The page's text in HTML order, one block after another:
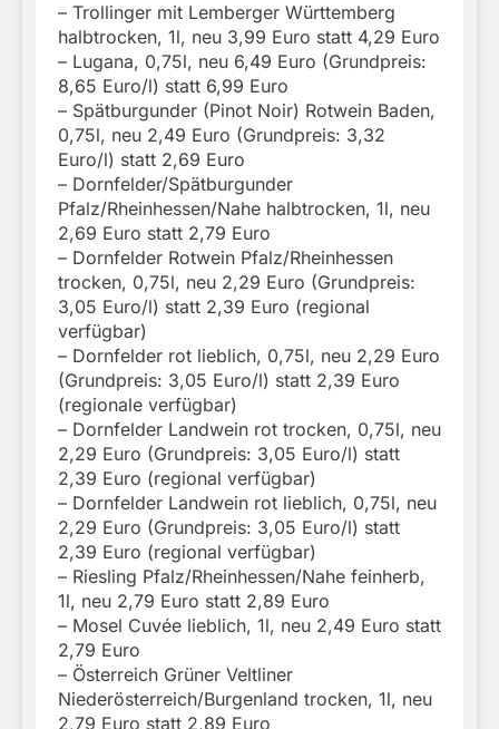
– Trollinger mit Lemberger Württemberg
halbtrocken, 1l, neu 3,99 Euro statt 4,29 Euro
– Lugana, 0,75l, neu 6,49 Euro (Grundpreis:
8,65 Euro/l) statt 6,99 Euro
– Spätburgunder (Pinot Noir) Rotwein Baden,
0,75l, neu 2,49 Euro (Grundpreis: 3,32
Euro/l) statt 2,69 Euro
– Dornfelder/Spätburgunder
Pfalz/Rheinhessen/Nahe halbtrocken, 1l, neu
2,69 Euro statt 2,79 Euro
– Dornfelder Rotwein Pfalz/Rheinhessen
trocken, 0,75l, neu 2,29 Euro (Grundpreis:
3,05 Euro/l) statt 2,39 Euro (regional
verfügbar)
– Dornfelder rot lieblich, 0,75l, neu 2,29 Euro
(Grundpreis: 3,05 Euro/l) statt 2,39 Euro
(regionale verfügbar)
– Dornfelder Landwein rot trocken, 0,75l, neu
2,29 Euro (Grundpreis: 3,05 Euro/l) statt
2,39 Euro (regional verfügbar)
– Dornfelder Landwein rot lieblich, 0,75l, neu
2,29 Euro (Grundpreis: 3,05 Euro/l) statt
2,39 Euro (regional verfügbar)
– Riesling Pfalz/Rheinhessen/Nahe feinherb,
1l, neu 2,79 Euro statt 2,89 Euro
– Mosel Cuvée lieblich, 1l, neu 2,49 Euro statt
2,79 Euro
– Österreich Grüner Veltliner
Niederösterreich/Burgenland trocken, 1l, neu
2,79 Euro statt 2,89 Euro